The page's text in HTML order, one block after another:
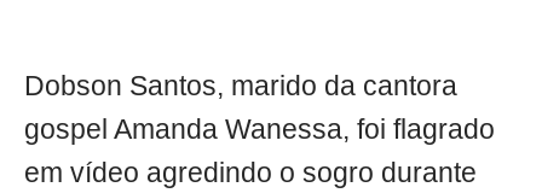
Dobson Santos, marido da cantora
gospel Amanda Wanessa, foi flagrado
em vídeo agredindo o sogro durante